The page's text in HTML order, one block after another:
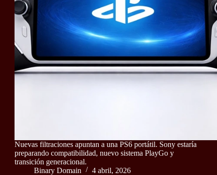
Nuevas filtraciones apuntan a una PS6 portátil. Sony estaría
preparando compatibilidad, nuevo sistema PlayGo y
transición generacional.
Binary Domain
4 abril, 2026